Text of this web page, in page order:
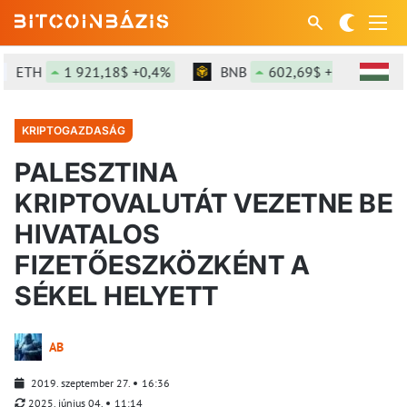
1 921,18$ +0,4% BNB 602,69$ +1,48%
KRIPTOGAZDASÁG
PALESZTINA
KRIPTOVALUTÁT VEZETNE BE
HIVATALOS
FIZETŐESZKÖZKÉNT A
SÉKEL HELYETT
AB
2019. szeptember 27.
16:36
2025. június 04.
11:14